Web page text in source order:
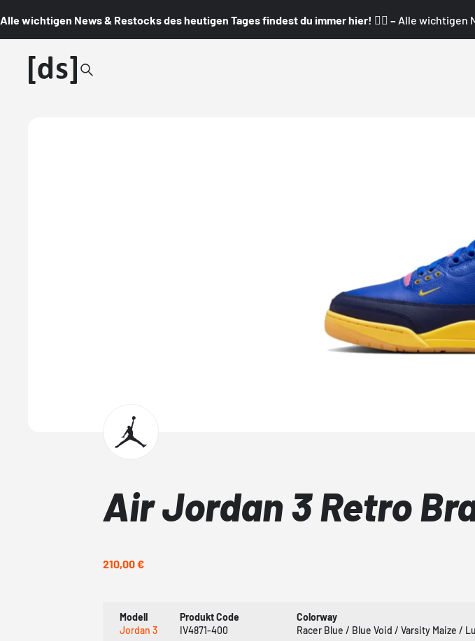
Alle wichtigen News & Restocks des heutigen Tages findest du immer hier! 👇🏼 – Alle wichtigen
Air Jordan 3 Retro
210,00 €
Modell
Jordan 3
Produkt Code
IV4871-400
Colorway
Racer Blue / Blue Void / Varsity Maize /